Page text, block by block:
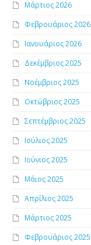
Μάρτιος 2026
Φεβρουάριος 2026
Ιανουάριος 2026
Δεκέμβριος 2025
Νοέμβριος 2025
Οκτώβριος 2025
Σεπτέμβριος 2025
Ιούλιος 2025
Ιούνιος 2025
Μάιος 2025
Απρίλιος 2025
Μάρτιος 2025
Φεβρουάριος 2025